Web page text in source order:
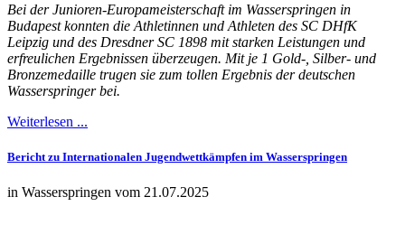
Bei der Junioren-Europameisterschaft im Wasserspringen in
Budapest konnten die Athletinnen und Athleten des SC DHfK
Leipzig und des Dresdner SC 1898 mit starken Leistungen und
erfreulichen Ergebnissen überzeugen. Mit je 1 Gold-, Silber- und
Bronzemedaille trugen sie zum tollen Ergebnis der deutschen
Wasserspringer bei.
Weiterlesen ...
Bericht zu Internationalen Jugendwettkämpfen im Wasserspringen
in Wasserspringen vom 21.07.2025